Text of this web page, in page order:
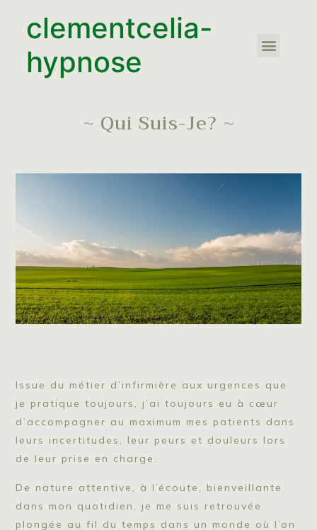
clementcelia-
hypnose
~ Qui Suis-Je? ~
Issue du métier d’infirmière aux urgences que
je pratique toujours, j’ai toujours eu à cœur
d’accompagner au maximum mes patients dans
leurs incertitudes, leur peurs et douleurs lors
de leur prise en charge.
De nature attentive, à l’écoute, bienveillante
dans mon quotidien, je me suis retrouvée
plongée au fil du temps dans un monde où l’on